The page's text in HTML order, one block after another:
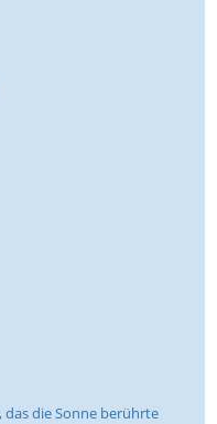
das die Sonne berührte